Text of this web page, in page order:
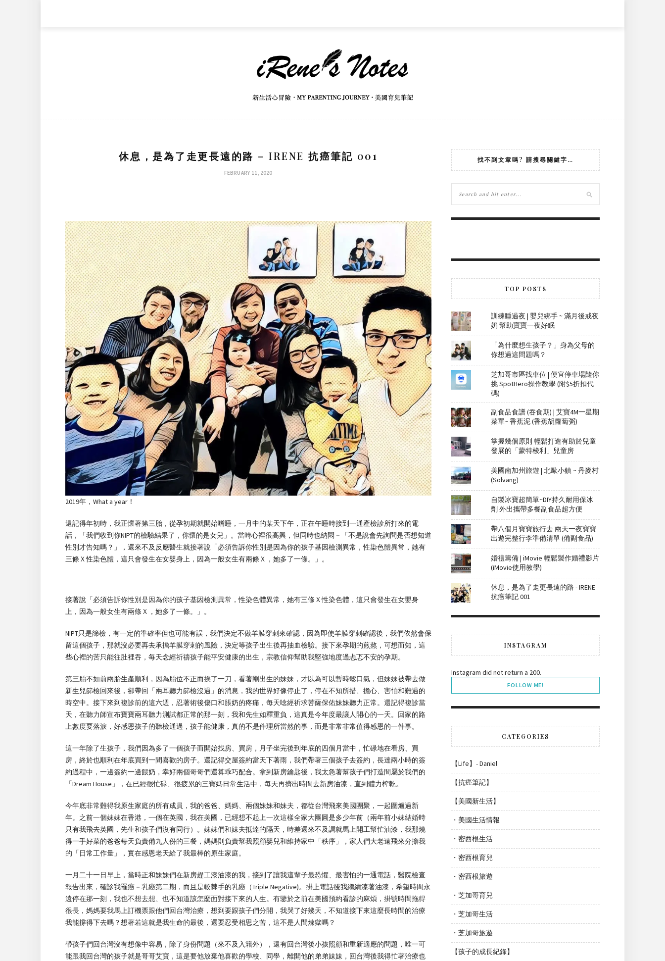
休息，是為了走更長遠的路 – IRENE 抗癌筆記 001
FEBRUARY 11, 2020
2019年，What a year！
還記得年初時，我正懷著第三胎，從孕初期就開始嗜睡，一月中的某天下午，正在午睡時接到一通產檢診所打來的電
話，「我們收到你NIPT的檢驗結果了，你懷的是女兒」。當時心裡很高興，但同時也納悶－「不是說會先詢問是否想知道
性別才告知嗎？」，還來不及反應醫生就接著說「必須告訴你性別是因為你的孩子基因檢測異常，性染色體異常，她有
三條Ｘ性染色體，這只會發生在女嬰身上，因為一般女生有兩條Ｘ，她多了一條。」。
接著說「必須告訴你性別是因為你的孩子基因檢測異常，性染色體異常，她有三條Ｘ性染色體，這只會發生在女嬰身
上，因為一般女生有兩條Ｘ，她多了一條。」。
NIPT只是篩檢，有一定的準確率但也可能有誤，我們決定不做羊膜穿刺來確認，因為即使羊膜穿刺確認後，我們依然會保
留這個孩子，那就沒必要再去承擔羊膜穿刺的風險，決定等孩子出生後再抽血檢驗。接下來孕期的煎熬，可想而知，這
些心裡的苦只能往肚裡吞，每天念經祈禱孩子能平安健康的出生，宗教信仰幫助我堅強地度過忐忑不安的孕期。
第三胎不如前兩胎生產順利，因為胎位不正而挨了一刀，看著剛出生的妹妹，才以為可以暫時鬆口氣，但妹妹被帶去做
新生兒篩檢回來後，卻帶回「兩耳聽力篩檢沒過」的消息，我的世界好像停止了，停在不知所措、擔心、害怕和難過的
時空中。接下來到複診前的這六週，忍著術後傷口和脹奶的疼痛，每天唸經祈求菩薩保佑妹妹聽力正常。還記得複診當
天，在聽力師宣布寶寶兩耳聽力測試都正常的那一刻，我和先生如釋重負，這真是今年度最讓人開心的一天。回家的路
上數度要落淚，好感恩孩子的聽檢通過，孩子能健康，真的不是件理所當然的事，而是非常非常值得感恩的一件事。
這一年除了生孩子，我們因為多了一個孩子而開始找房、買房，月子坐完後到年底的四個月當中，忙碌地在看房、買
房，終於也順利在年底買到一間喜歡的房子。還記得交屋簽約當天下著雨，我們帶著三個孩子去簽約，長達兩小時的簽
約過程中，一邊簽約一邊餵奶，幸好兩個哥哥們還算乖巧配合。拿到新房鑰匙後，我太急著幫孩子們打造間屬於我們的
「Dream House」，在已經很忙碌、很疲累的三寶媽日常生活中，每天再擠出時間去新房油漆，直到體力榨乾。
今年底非常難得我原生家庭的所有成員，我的爸爸、媽媽、兩個妹妹和妹夫，都從台灣飛來美國團聚，一起圍爐過新
年。之前一個妹妹在香港，一個在英國，我在美國，已經想不起上一次這樣全家大團圓是多少年前（兩年前小妹結婚時
只有我飛去英國，先生和孩子們沒有同行）。妹妹們和妹夫抵達的隔天，時差還來不及調就馬上開工幫忙油漆，我那燒
得一手好菜的爸爸每天負責備九人份的三餐，媽媽則負責幫我照顧嬰兒和維持家中「秩序」，家人們大老遠飛來分擔我
的「日常工作量」，實在感恩老天給了我最棒的原生家庭。
一月二十一日早上，當時正和妹妹們在新房趕工漆油漆的我，接到了讓我這輩子最恐懼、最害怕的一通電話，醫院檢查
報告出來，確診我罹癌－乳癌第二期，而且是較棘手的乳癌（Triple Negative)。掛上電話後我繼續漆著油漆，希望時間永
遠停在那一刻，我也不想去想、也不知道該怎麼面對接下來的人生。有鑒於之前在美國預約看診的麻煩，掛號時間拖得
很長，媽媽要我馬上訂機票跟他們回台灣治療，想到要跟孩子們分開，我哭了好幾天，不知道接下來這麼長時間的治療
我能撐得下去嗎？想著若這就是我生命的最後，還要忍受相思之苦，這不是人間煉獄嗎？
帶孩子們回台灣沒有想像中容易，除了身份問題（來不及入籍外），還有回台灣後小孩照顧和重新適應的問題，唯一可
能跟我回台灣的孩子就是哥哥艾寶，這是要他放棄他喜歡的學校、同學，離開他的弟弟妹妹，回台灣後我得忙著治療也
找不到文章嗎? 請搜尋關鍵字…
TOP POSTS
訓練睡過夜 | 嬰兒綁手 ~ 滿月後戒夜
奶 幫助寶寶一夜好眠
「為什麼想生孩子？」身為父母的
你想過這問題嗎？
芝加哥市區找車位 | 便宜停車場隨你
挑 SpotHero操作教學 (附$5折扣代
碼)
副食品食譜 (吞食期) | 艾寶4M一星期
菜單~ 香蕉泥 (香蕉胡蘿蔔粥)
掌握幾個原則 輕鬆打造有助於兒童
發展的「蒙特梭利」兒童房
美國南加州旅遊 | 北歐小鎮 ~ 丹麥村
(Solvang)
自製冰寶超簡單~DIY持久耐用保冰
劑 外出攜帶多餐副食品超方便
帶八個月寶寶旅行去 兩天一夜寶寶
出遊完整行李準備清單 (備副食品)
婚禮籌備 | iMovie 輕鬆製作婚禮影片
(iMovie使用教學)
休息，是為了走更長遠的路 - IRENE
抗癌筆記 001
INSTAGRAM
Instagram did not return a 200.
FOLLOW ME!
CATEGORIES
【Life】- Daniel
【抗癌筆記】
【美國新生活】
・美國生活情報
・密西根生活
・密西根育兒
・密西根旅遊
・芝加哥育兒
・芝加哥生活
・芝加哥旅遊
【孩子的成長紀錄】